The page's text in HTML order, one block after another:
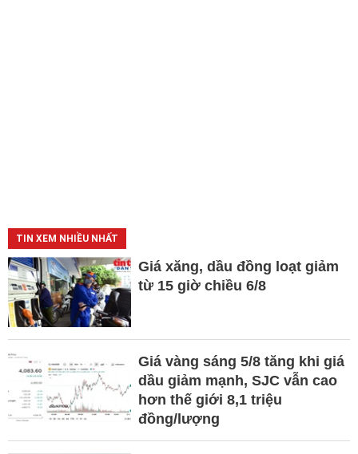
TIN XEM NHIỀU NHẤT
Giá xăng, dầu đồng loạt giảm
từ 15 giờ chiều 6/8
Giá vàng sáng 5/8 tăng khi giá
dầu giảm mạnh, SJC vẫn cao
hơn thế giới 8,1 triệu
đồng/lượng